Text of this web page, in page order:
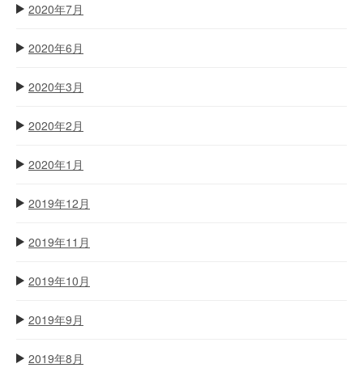
2020年7月
2020年6月
2020年3月
2020年2月
2020年1月
2019年12月
2019年11月
2019年10月
2019年9月
2019年8月